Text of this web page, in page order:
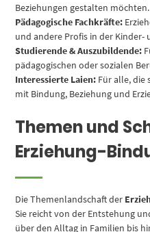
Beziehungen gestalten möchten.
Pädagogische Fachkräfte:
und andere Profis in der Kinder-
Studierende & Auszubildende:
pädagogischen oder sozialen
Interessierte Laien: Für alle, die
mit Bindung, Beziehung und
Themen und
Erziehung-
Die Themenlandschaft der
Sie reicht von der Entstehung
über den Alltag in Familien bis